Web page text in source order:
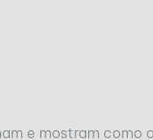
e mostram como